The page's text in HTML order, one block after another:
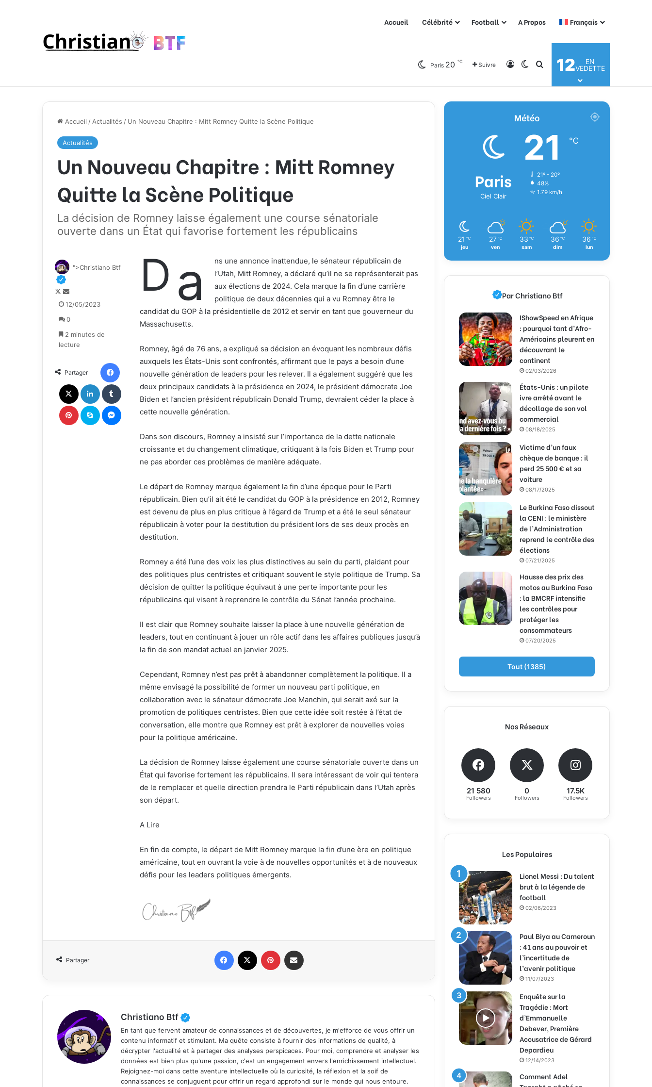
Accueil Célébrité Football A Propos Français
Paris 20 ℃ Suivre ConnexionSwitch skin
Rechercher
12
EN
VEDETTE
Accueil / Actualités / Un Nouveau Chapitre : Mitt Romney Quitte la Scène Politique
Actualités
Un Nouveau Chapitre : Mitt Romney
Quitte la Scène Politique
La décision de Romney laisse également une course sénatoriale
ouverte dans un État qui favorise fortement les républicains
Da
ns une annonce inattendue, le sénateur républicain de
l’Utah, Mitt Romney, a déclaré qu’il ne se représenterait pas
aux élections de 2024. Cela marque la fin d’une carrière
politique de deux décennies qui a vu Romney être le
candidat du GOP à la présidentielle de 2012 et servir en tant que gouverneur du
Massachusetts.
Romney, âgé de 76 ans, a expliqué sa décision en évoquant les nombreux défis
auxquels les États-Unis sont confrontés, affirmant que le pays a besoin d’une
nouvelle génération de leaders pour les relever. Il a également suggéré que les
deux principaux candidats à la présidence en 2024, le président démocrate Joe
Biden et l’ancien président républicain Donald Trump, devraient céder la place à
cette nouvelle génération.
Dans son discours, Romney a insisté sur l’importance de la dette nationale
croissante et du changement climatique, critiquant à la fois Biden et Trump pour
ne pas aborder ces problèmes de manière adéquate.
Le départ de Romney marque également la fin d’une époque pour le Parti
républicain. Bien qu’il ait été le candidat du GOP à la présidence en 2012, Romney
est devenu de plus en plus critique à l’égard de Trump et a été le seul sénateur
républicain à voter pour la destitution du président lors de ses deux procès en
destitution.
Romney a été l’une des voix les plus distinctives au sein du parti, plaidant pour
des politiques plus centristes et critiquant souvent le style politique de Trump. Sa
décision de quitter la politique équivaut à une perte importante pour les
républicains qui visent à reprendre le contrôle du Sénat l’année prochaine.
Il est clair que Romney souhaite laisser la place à une nouvelle génération de
leaders, tout en continuant à jouer un rôle actif dans les affaires publiques jusqu’à
la fin de son mandat actuel en janvier 2025.
Cependant, Romney n’est pas prêt à abandonner complètement la politique. Il a
même envisagé la possibilité de former un nouveau parti politique, en
collaboration avec le sénateur démocrate Joe Manchin, qui serait axé sur la
promotion de politiques centristes. Bien que cette idée soit restée à l’état de
conversation, elle montre que Romney est prêt à explorer de nouvelles voies
pour la politique américaine.
La décision de Romney laisse également une course sénatoriale ouverte dans un
État qui favorise fortement les républicains. Il sera intéressant de voir qui tentera
de le remplacer et quelle direction prendra le Parti républicain dans l’Utah après
son départ.
A Lire
En fin de compte, le départ de Mitt Romney marque la fin d’une ère en politique
américaine, tout en ouvrant la voie à de nouvelles opportunités et à de nouveaux
défis pour les leaders politiques émergents.
">Christiano Btf
F
o
l
o
w
X
n
o
y
e
n
c
o
u
r
r
12/05/2023
0
2 minutes de
lecture
Partager
Partager
Christiano Btf
En tant que fervent amateur de connaissances et de découvertes, je m'efforce de vous offrir un
contenu informatif et stimulant. Ma quête consiste à fournir des informations de qualité, à
décrypter l'actualité et à partager des analyses perspicaces. Pour moi, comprendre et analyser les
données est bien plus qu'une passion, c'est un engagement envers l'enrichissement intellectuel.
Rejoignez-moi dans cette aventure intellectuelle où la curiosité, la réflexion et la soif de
connaissances se conjuguent pour offrir un regard approfondi sur le monde qui nous entoure.
Météo
Paris
Ciel Clair
21 ℃
21º - 20º
48%
1.79 km/h
21 ℃
jeu
27 ℃
ven
33 ℃
sam
36 ℃
dim
36 ℃
lun
Par Christiano Btf
IShowSpeed en Afrique
: pourquoi tant d’Afro-
Américains pleurent en
découvrant le
continent
02/03/2026
États-Unis : un pilote
ivre arrêté avant le
décollage de son vol
commercial
08/18/2025
Victime d’un faux
chèque de banque : il
perd 25 500 € et sa
voiture
08/17/2025
Le Burkina Faso dissout
la CENI : le ministère
de l’Administration
reprend le contrôle des
élections
07/21/2025
Hausse des prix des
motos au Burkina Faso
: la BMCRF intensifie
les contrôles pour
protéger les
consommateurs
07/20/2025
Tout (1385)
Nos Réseaux
21 580
Followers
0
Followers
17.5K
Followers
Les Populaires
Lionel Messi : Du talent
brut à la légende de
football
02/06/2023
Paul Biya au Cameroun
: 41 ans au pouvoir et
l’incertitude de
l’avenir politique
11/07/2023
Enquête sur la
Tragédie : Mort
d’Emmanuelle
Debever, Première
Accusatrice de Gérard
Depardieu
12/14/2023
Comment Adel